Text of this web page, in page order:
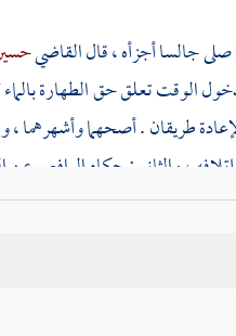
جالسا أجزأه ، قال القاضي
الوقت تعلق حق الطهارة
طريقان . أصحهما وأشهرهما
، والثاني : حكاهالرافعي عن